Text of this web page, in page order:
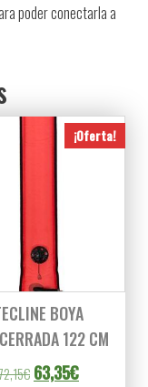
poder conectarla a
¡Oferta!
BOYA
122 CM
€ El precio original
63,35€El precio